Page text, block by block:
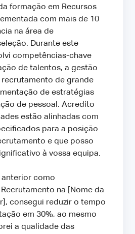
formação em Recursos
com mais de 10
na área de
Durante este
competências-chave
de talentos, a gestão
de grande
de estratégias
de pessoal. Acredito
estão alinhadas com
para a posição
e que posso
à vossa equipa.
anterior como
na [Nome da
consegui reduzir o tempo
em 30%, ao mesmo
a qualidade das